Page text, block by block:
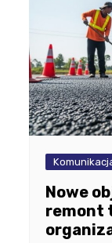
Nowe
remont